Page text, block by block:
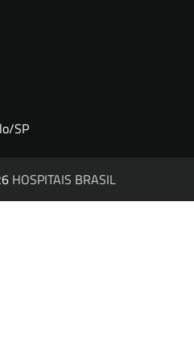
SP
HOSPITAIS BRASIL